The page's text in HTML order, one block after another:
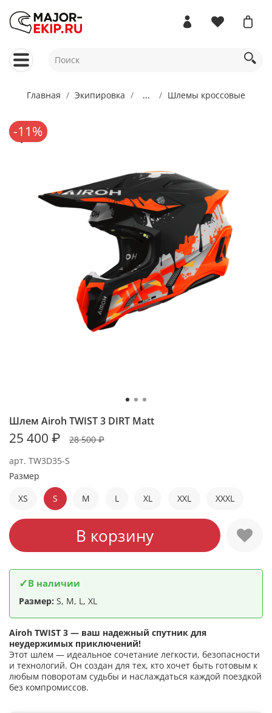
Главная Экипировка ... Шлемы кроссовые
-11%
арт. TW3D35-S
Шлем Airoh TWIST 3 DIRT Matt
25 400 ₽ 28 500 ₽
В корзину
Размер
XS
S M L XL XXL XXXL
✓В наличии
Размер: S, M, L, XL
Airoh TWIST 3 — ваш надежный спутник для
неудержимых приключений!
Этот шлем — идеальное сочетание легкости, безопасности
и технологий. Он создан для тех, кто хочет быть готовым к
любым поворотам судьбы и наслаждаться каждой поездкой
без компромиссов.